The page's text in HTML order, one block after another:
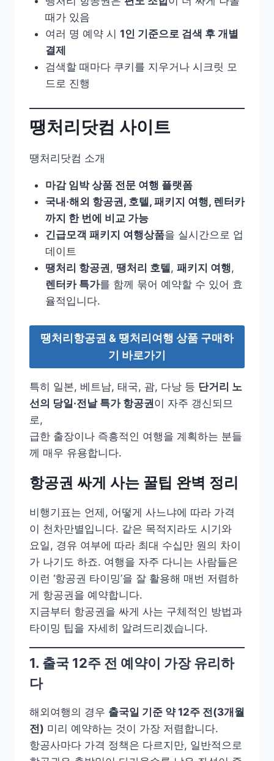
때가 있음
여러 명 예약 시 1인 기준으로 검색 후 개별
결제
검색할 때마다 쿠키를 지우거나 시크릿 모
드로 진행
땡처리닷컴 사이트
땡처리닷컴 소개
마감 임박 상품 전문 여행 플랫폼
국내·해외 항공권, 호텔, 패키지 여행, 렌터카
까지 한 번에 비교 가능
긴급모객 패키지 여행상품을 실시간으로 업
데이트
땡처리 항공권, 땡처리 호텔 , 패키지 여행,
렌터카 특가를 함께 묶어 예약할 수 있어 효
율적입니다.
땡처리항공권 & 땡처리여행 상품 구매하
기 바로가기
특히 일본, 베트남, 태국, 괌, 다낭 등 단거리 노
선의 당일·전날 특가 항공권이 자주 갱신되므
로,
급한 출장이나 즉흥적인 여행을 계획하는 분들
께 매우 유용합니다.
항공권 싸게 사는 꿀팁 완벽 정리
비행기표는 언제, 어떻게 사느냐에 따라 가격
이 천차만별입니다. 같은 목적지라도 시기와
요일, 경유 여부에 따라 최대 수십만 원의 차이
가 나기도 하죠. 여행을 자주 다니는 사람들은
이런 ‘항공권 타이밍’을 잘 활용해 매번 저렴하
게 항공권을 예약합니다.
지금부터 항공권을 싸게 사는 구체적인 방법과
타이밍 팁을 자세히 알려드리겠습니다.
1. 출국 12주 전 예약이 가장 유리하
다
해외여행의 경우 출국일 기준 약 12주 전(3개월
전) 미리 예약하는 것이 가장 저렴합니다.
항공사마다 가격 정책은 다르지만, 일반적으로